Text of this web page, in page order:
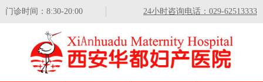
门诊时间：8:30-20:00 24小时咨询电话：029-62513333